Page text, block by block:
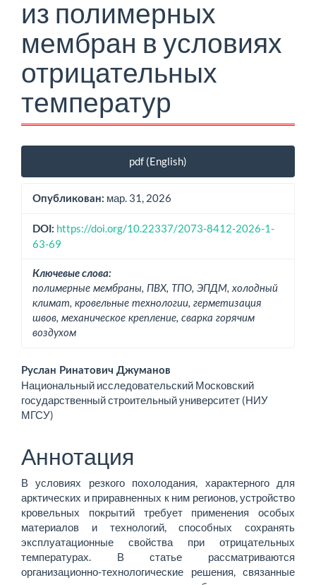
из полимерных
мембран в условиях
отрицательных
температур
Боковая
панель
статьи
pdf (English)
Опубликован: мар. 31, 2026
DOI: https://doi.org/10.22337/2073-8412-2026-1-
63-69
Ключевые слова:
полимерные мембраны, ПВХ, ТПО, ЭПДМ, холодный
климат, кровельные технологии, герметизация
швов, механическое крепление, сварка горячим
воздухом
Основное
содержимое
статьи
Руслан Ринатович Джуманов
Национальный исследовательский Московский
государственный строительный университет (НИУ
МГСУ)
Аннотация
В условиях резкого похолодания, характерного для
арктических и приравненных к ним регионов, устройство
кровельных покрытий требует применения особых
материалов и технологий, способных сохранять
эксплуатационные свойства при отрицательных
температурах. В статье рассматриваются
организационно-технологические решения, связанные